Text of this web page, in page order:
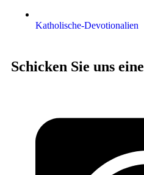
Katholische-Devotionalien
Schicken Sie uns eine